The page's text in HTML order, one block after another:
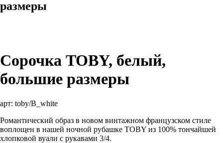
размеры
Сорочка TOBY, белый,
большие размеры
арт: toby/B_white
Романтический образ в новом винтажном французском стиле
воплощен в нашей ночной рубашке TOBY из 100% тончайшей
хлопковой вуали с рукавами 3/4.